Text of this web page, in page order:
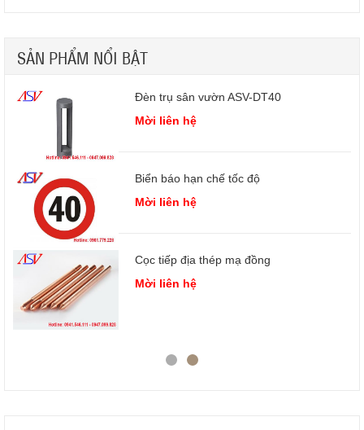
SẢN PHẨM NỔI BẬT
Đèn trụ sân vườn ASV-DT40
Mời liên hệ
Biển báo hạn chế tốc độ
Mời liên hệ
Cọc tiếp địa thép mạ đồng
Mời liên hệ